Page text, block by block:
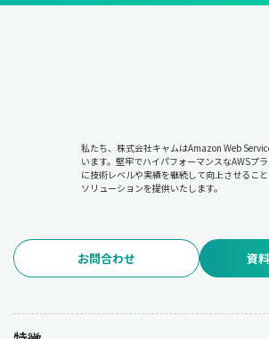
私たち、株式会社キャムはAmazon Web
います。堅牢でハイパフォーマンスなAWSプ
に技術レベルや実績を継続して向上させるこ
ソリューションを提供いたします。
お問合わせ 資